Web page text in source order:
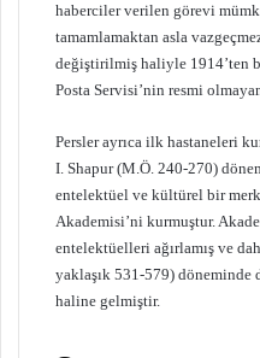
haberciler verilen görevi
tamamlamaktan asla
değiştirilmiş haliyle 1914’ten
Posta Servisi’nin resmi
Persler ayrıca ilk hastaneleri
I. Shapur (M.Ö. 240-270)
entelektüel ve kültürel bir
Akademisi’ni kurmuştur.
entelektüelleri ağırlamış ve
yaklaşık 531-579) döneminde
haline gelmiştir.